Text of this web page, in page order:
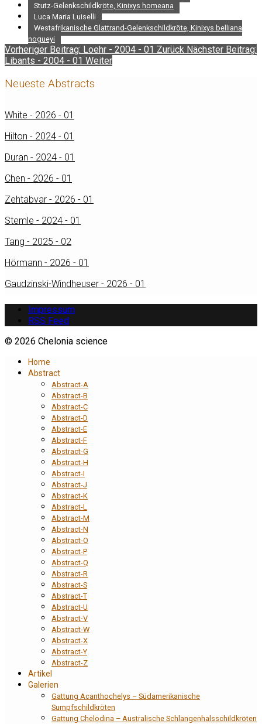
Stutz-Gelenkschildkröte, Kinixys homeana
Luca Maria Luiselli
Westafrikanische Glattrand-Gelenkschildkröte, Kinixys belliana
nogueyi
Vorheriger Beitrag: Loehr - 2004 - 01 Zurück Nächster Beitrag:
Libants - 2004 - 01 Weiter
Neueste Abstracts
White - 2026 - 01
Hilton - 2024 - 01
Duran - 2024 - 01
Chen - 2026 - 01
Zehtabvar - 2026 - 01
Stemle - 2024 - 01
Tang - 2025 - 02
Hörmann - 2026 - 01
Gaudzinski-Windheuser - 2026 - 01
Impressum
RSS Feed
© 2026 Chelonia science
Home
Abstract
Abstract-A
Abstract-B
Abstract-C
Abstract-D
Abstract-E
Abstract-F
Abstract-G
Abstract-H
Abstract-I
Abstract-J
Abstract-K
Abstract-L
Abstract-M
Abstract-N
Abstract-O
Abstract-P
Abstract-Q
Abstract-R
Abstract-S
Abstract-T
Abstract-U
Abstract-V
Abstract-W
Abstract-X
Abstract-Y
Abstract-Z
Artikel
Galerien
Gattung Acanthochelys – Südamerikanische
Sumpfschildkröten
Gattung Chelodina – Australische Schlangenhalsschildkröten